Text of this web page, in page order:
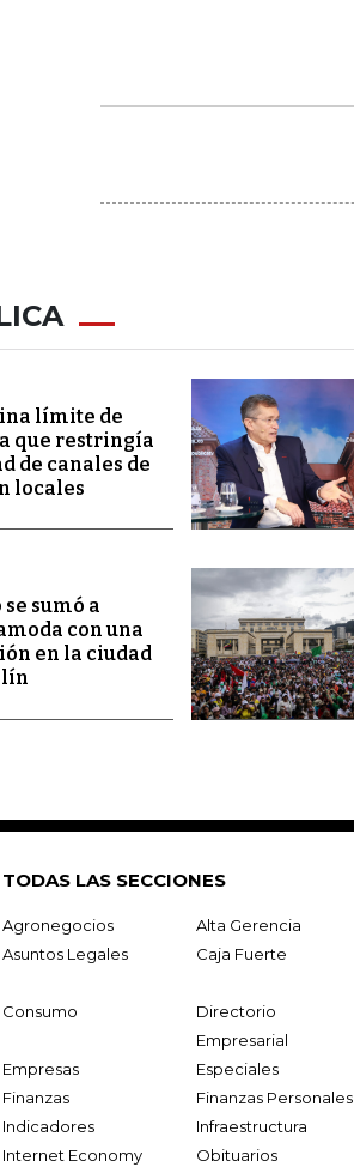
límite de
que restringía
de canales de
locales
sumó a
con una
en la ciudad
TODAS LAS SECCIONES
Agronegocios Alta Gerencia
Asuntos Legales
Caja Fuerte
Consumo
Directorio
Empresarial
Empresas Especiales
Finanzas
Finanzas Personales
Indicadores
Infraestructura
Internet Economy
Obituarios